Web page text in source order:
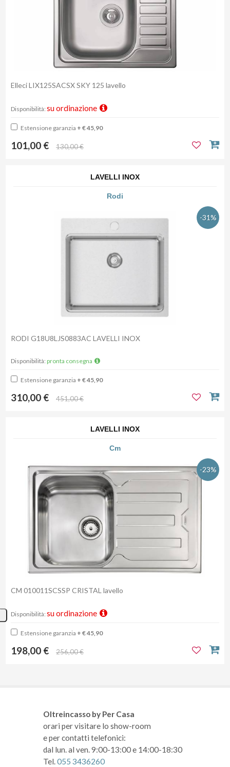
Elleci LIX125SACSX SKY 125 lavello
Disponibilità: su ordinazione
Estensione garanzia + € 45,90
101,00 € 130,00 €
LAVELLI INOX
Rodi
-31%
RODI G18U8LJS0883AC LAVELLI INOX
Disponibilità: pronta consegna
Estensione garanzia + € 45,90
310,00 € 451,00 €
LAVELLI INOX
Cm
-23%
CM 010011SCSSP CRISTAL lavello
Disponibilità: su ordinazione
Estensione garanzia + € 45,90
198,00 € 256,00 €
Oltreincasso by Per Casa
orari per visitare lo show-room
e per contatti telefonici:
dal lun. al ven. 9:00-13:00 e 14:00-18:30
Tel.055 3436260